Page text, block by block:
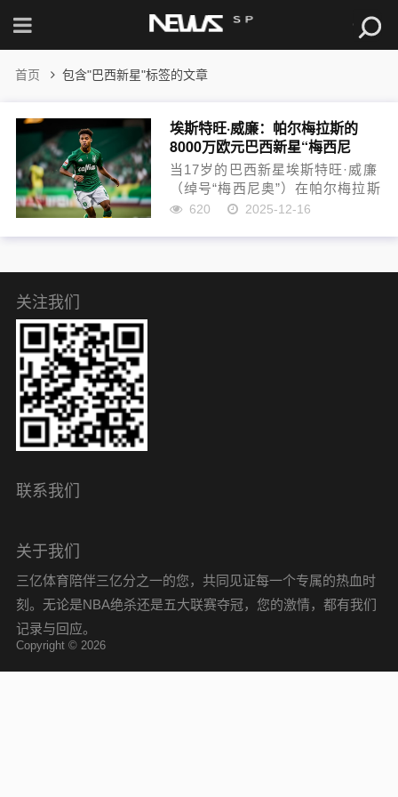
首页 包含"巴西新星"标签的文章
埃斯特旺·威廉：帕尔梅拉斯的
8000万欧元巴西新星“梅西尼
奥”，能否超越同期内马尔？
当17岁的巴西新星埃斯特旺·威廉
（绰号“梅西尼奥”）在帕尔梅拉斯
右路以电光火石般的突破和超越
620 2025-12-16
关注我们
联系我们
关于我们
三亿体育陪伴三亿分之一的您，共同见证每一个专属的热血时
刻。无论是NBA绝杀还是五大联赛夺冠，您的激情，都有我们
记录与回应。
Copyright © 2026